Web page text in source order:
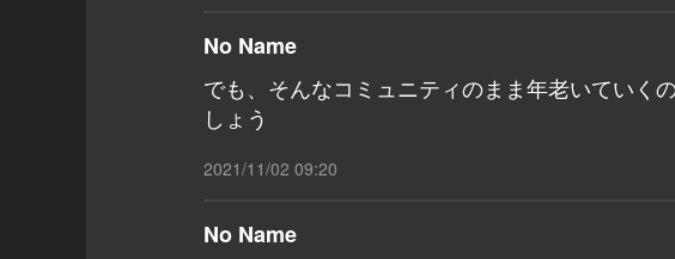
No Name
でも、そんなコミュニティのまま年老いていく
しょう
2021/11/02 09:20
No Name